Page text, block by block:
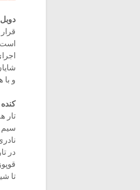
است
و
تار
سیم
در
تا